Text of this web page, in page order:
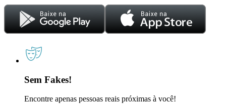
Sem Fakes!
Encontre apenas pessoas reais próximas à você!